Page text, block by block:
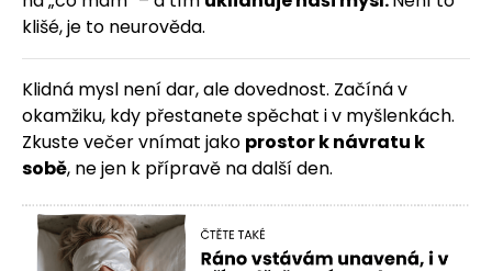
klišé, je to neurověda.
Klidná mysl není dar, ale dovednost. Začíná v
okamžiku, kdy přestanete spěchat i v myšlenkách.
Zkuste večer vnímat jako prostor k návratu k
sobě, ne jen k přípravě na další den.